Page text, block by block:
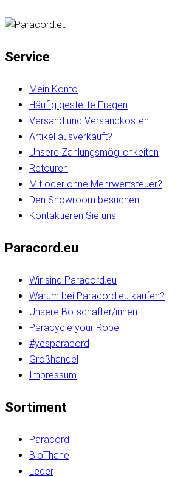
Service
Mein Konto
Häufig gestellte Fragen
Versand und Versandkosten
Artikel ausverkauft?
Unsere Zahlungsmöglichkeiten
Retouren
Mit oder ohne Mehrwertsteuer?
Den Showroom besuchen
Kontaktieren Sie uns
Paracord.eu
Wir sind Paracord.eu
Warum bei Paracord.eu kaufen?
Unsere Botschafter/innen
Paracycle your Rope
#yesparacord
Großhandel
Impressum
Sortiment
Paracord
BioThane
Leder